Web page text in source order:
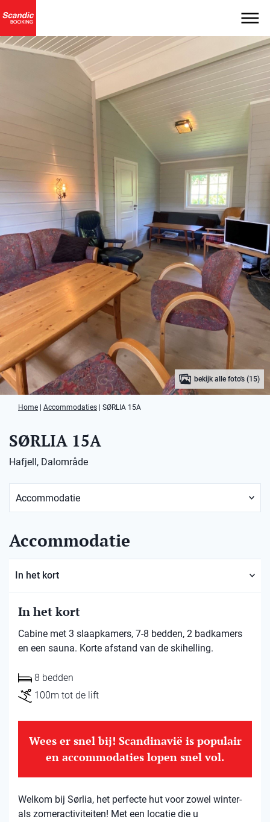
bekijk alle foto's (15)
Home Accommodaties SØRLIA 15A
SØRLIA 15A
Hafjell, Dalområde
Accommodatie
In het kort
In het kort
Cabine met 3 slaapkamers, 7-8 bedden, 2 badkamers
en een sauna. Korte afstand van de skihelling.
8 bedden
100m tot de lift
Wees er snel bij! Scandinavië is populair
en accommodaties lopen snel vol.
Welkom bij Sørlia, het perfecte hut voor zowel winter-
als zomeractiviteiten! Met een locatie die u